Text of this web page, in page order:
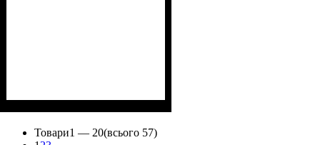
Товари1 — 20(всього 57)